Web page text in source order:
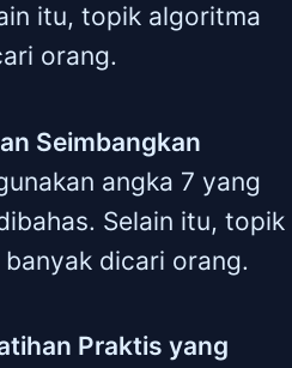
itu, topik algoritma
orang.
Seimbangkan
angka 7 yang
Selain itu, topik
dicari orang.
Praktis yang